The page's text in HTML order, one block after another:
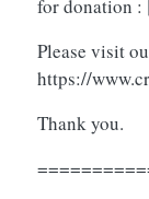
for donation :
Please visit
https://
Thank you.